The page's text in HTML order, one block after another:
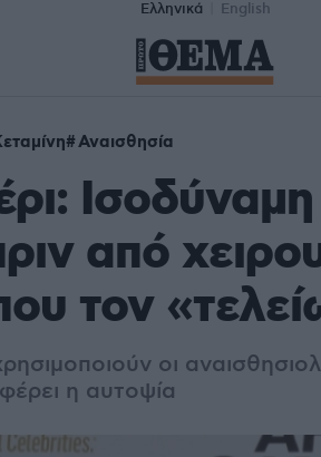
Ελληνικά English
Αναισθησία
από
τον
οι
η αυτοψία